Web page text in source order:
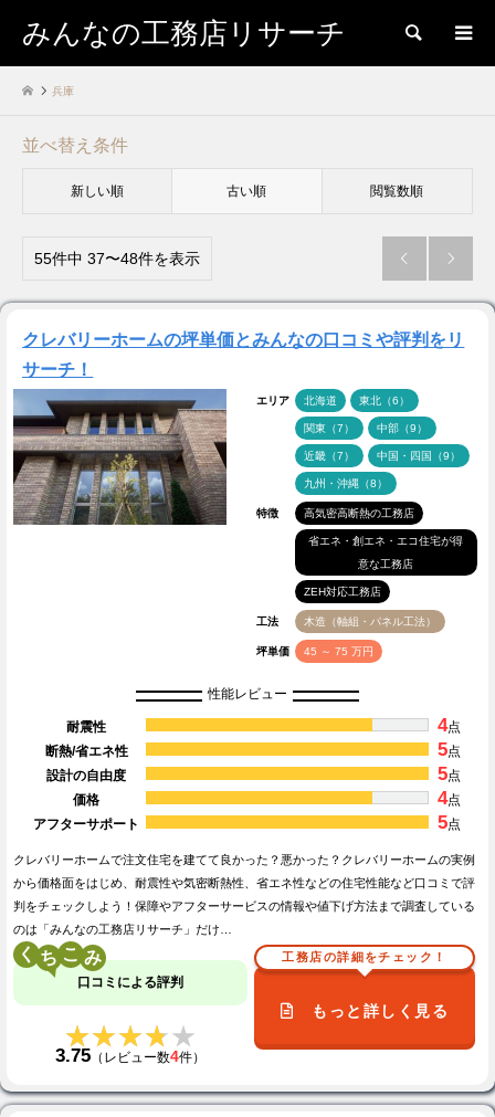
みんなの工務店リサーチ 検索
兵庫
並べ替え条件
新しい順 古い順 閲覧数順
55件中 37〜48件を表示  
クレバリーホームの坪単価とみんなの口コミや評判をリ
サーチ！
エリア 北海道 東北（6）
関東（7） 中部（9）
近畿（7） 中国・四国（9）
九州・沖縄（8）
特徴 高気密高断熱の工務店
省エネ・創エネ・エコ住宅が得
意な工務店
ZEH対応工務店
工法 木造（軸組・パネル工法）
坪単価 45 ～ 75 万円
性能レビュー
耐震性 4点
断熱/省エネ性
5点
設計の自由度
5点
価格
4点
アフターサポート
5点
クレバリーホームで注文住宅を建てて良かった？悪かった？クレバリーホームの実例
から価格面をはじめ、耐震性や気密断熱性、省エネ性などの住宅性能など口コミで評
判をチェックしよう！保障やアフターサービスの情報や値下げ方法まで調査している
のは「みんなの工務店リサーチ」だけ…
く こ
口コミによる評判
★★★★★
★★★★★
3.75 （レビュー数4件）
工務店の詳細をチェック！
もっと詳しく見る